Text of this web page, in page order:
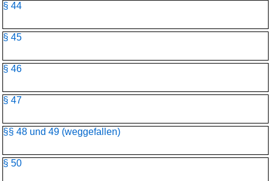
§ 44
§ 45
§ 46
§ 47
§§ 48 und 49 (weggefallen)
§ 50